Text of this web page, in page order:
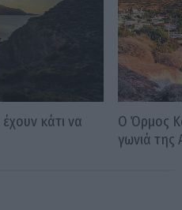
κάτι να
Ο Όρμος
γωνιά της